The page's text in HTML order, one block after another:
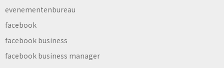
evenementenbureau
facebook
facebook business
facebook business manager